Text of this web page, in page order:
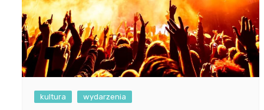
kultura wydarzenia